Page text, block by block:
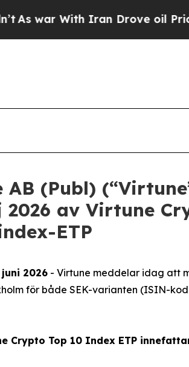
Iran Drove oil Prices
AB (Publ)
av Virtune
ETP
2026 - Virtune meddelar idag att
för både SEK-varianten (ISIN-
Crypto Top 10 Index ETP